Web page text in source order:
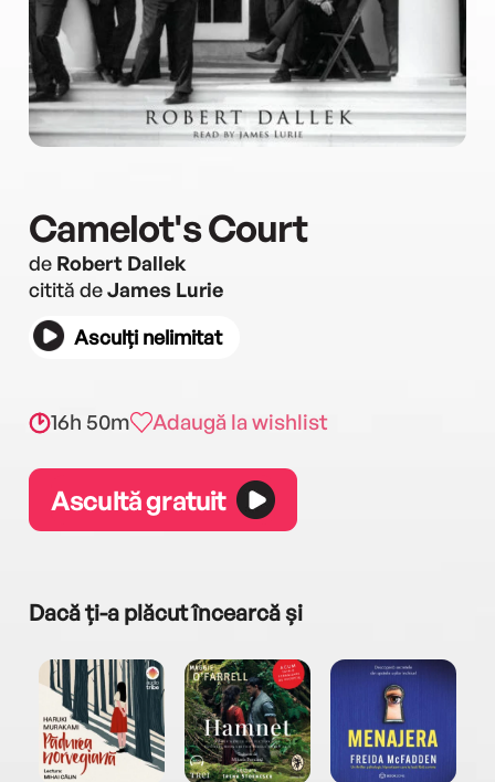
Camelot's Court
de Robert Dallek
citită deJames Lurie
Asculți nelimitat
16h 50m Adaugă la wishlist
Ascultă gratuit
Dacă ți-a plăcut încearcă și